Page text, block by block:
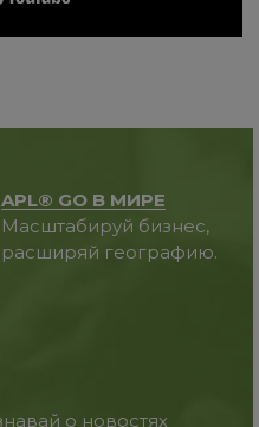
APL® GO В МИРЕ
Масштабируй бизнес,
расширяй географию.
о новостях